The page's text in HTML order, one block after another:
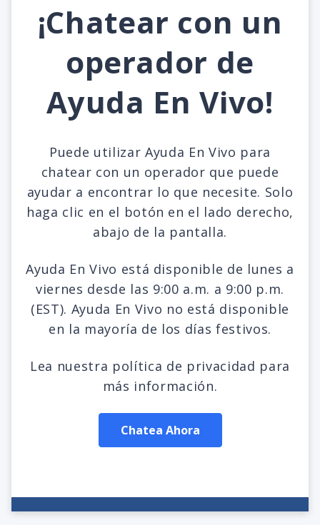
¡Chatear con un
operador de
Ayuda En Vivo!
Puede utilizar Ayuda En Vivo para
chatear con un operador que puede
ayudar a encontrar lo que necesite. Solo
haga clic en el botón en el lado derecho,
abajo de la pantalla.
Ayuda En Vivo está disponible de lunes a
viernes desde las 9:00 a.m. a 9:00 p.m.
(EST). Ayuda En Vivo no está disponible
en la mayoría de los días festivos.
Lea nuestra política de privacidad para
más información.
Chatea Ahora